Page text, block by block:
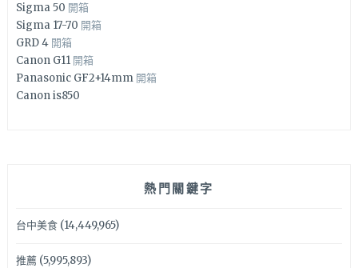
Sigma 50 開箱
Sigma 17-70 開箱
GRD 4 開箱
Canon G11 開箱
Panasonic GF2+14mm 開箱
Canon is850
熱門關鍵字
台中美食(14,449,965)
推薦(5,995,893)